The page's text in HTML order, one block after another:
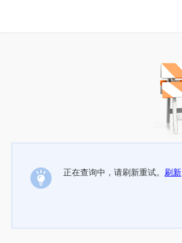
正在查询中，请刷新重试。 刷新